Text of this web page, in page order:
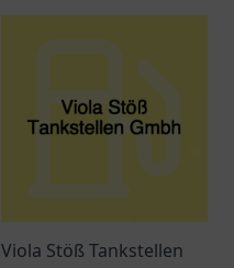
Ladeoptionen für
Viola Stöß Tankstellen